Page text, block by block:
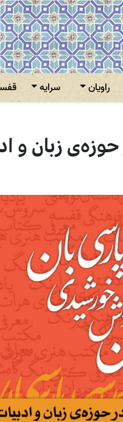
راویان سرایه
زبان و